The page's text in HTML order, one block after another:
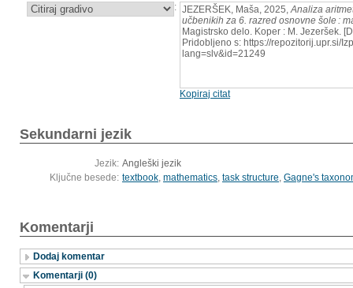
: JEZERŠEK, Maša, 2025, Analiza
učbenikih za 6. razred osnovne šole :
Magistrsko delo. Koper : M. Jezeršek.
Pridobljeno s: https://repozitorij.upr.si/
lang=slv&id=21249
Kopiraj citat
Sekundarni jezik
Jezik: Angleški jezik
Ključne besede: textbook, mathematics, task structure, Gagne's
Komentarji
Dodaj komentar
Komentarji (0)